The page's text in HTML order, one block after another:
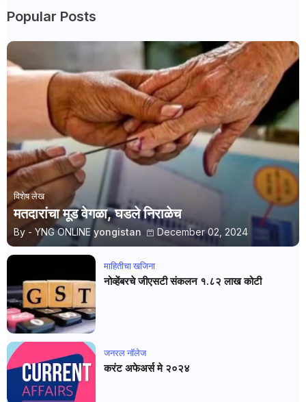
Popular Posts
विशेष लेख
मतदारांचा मूड वेगळा, घडले निराळेच
By - YNG ONLINE yongistan December 02, 2024
माहितीचा खजिना
नोव्हेंबरचे जीएसटी संकलन १.८२ लाख कोटी
जनरल नाॅलेज
करंट अफेअर्स मे २०२४